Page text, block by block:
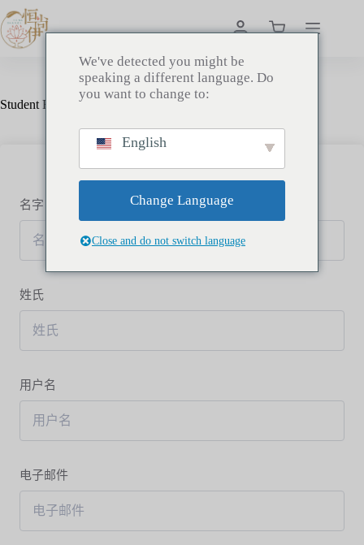
Student Registration
名字
姓氏
用户名
电子邮件
We've detected you might be
speaking a different language. Do
you want to change to:
English
Change Language
Close and do not switch language